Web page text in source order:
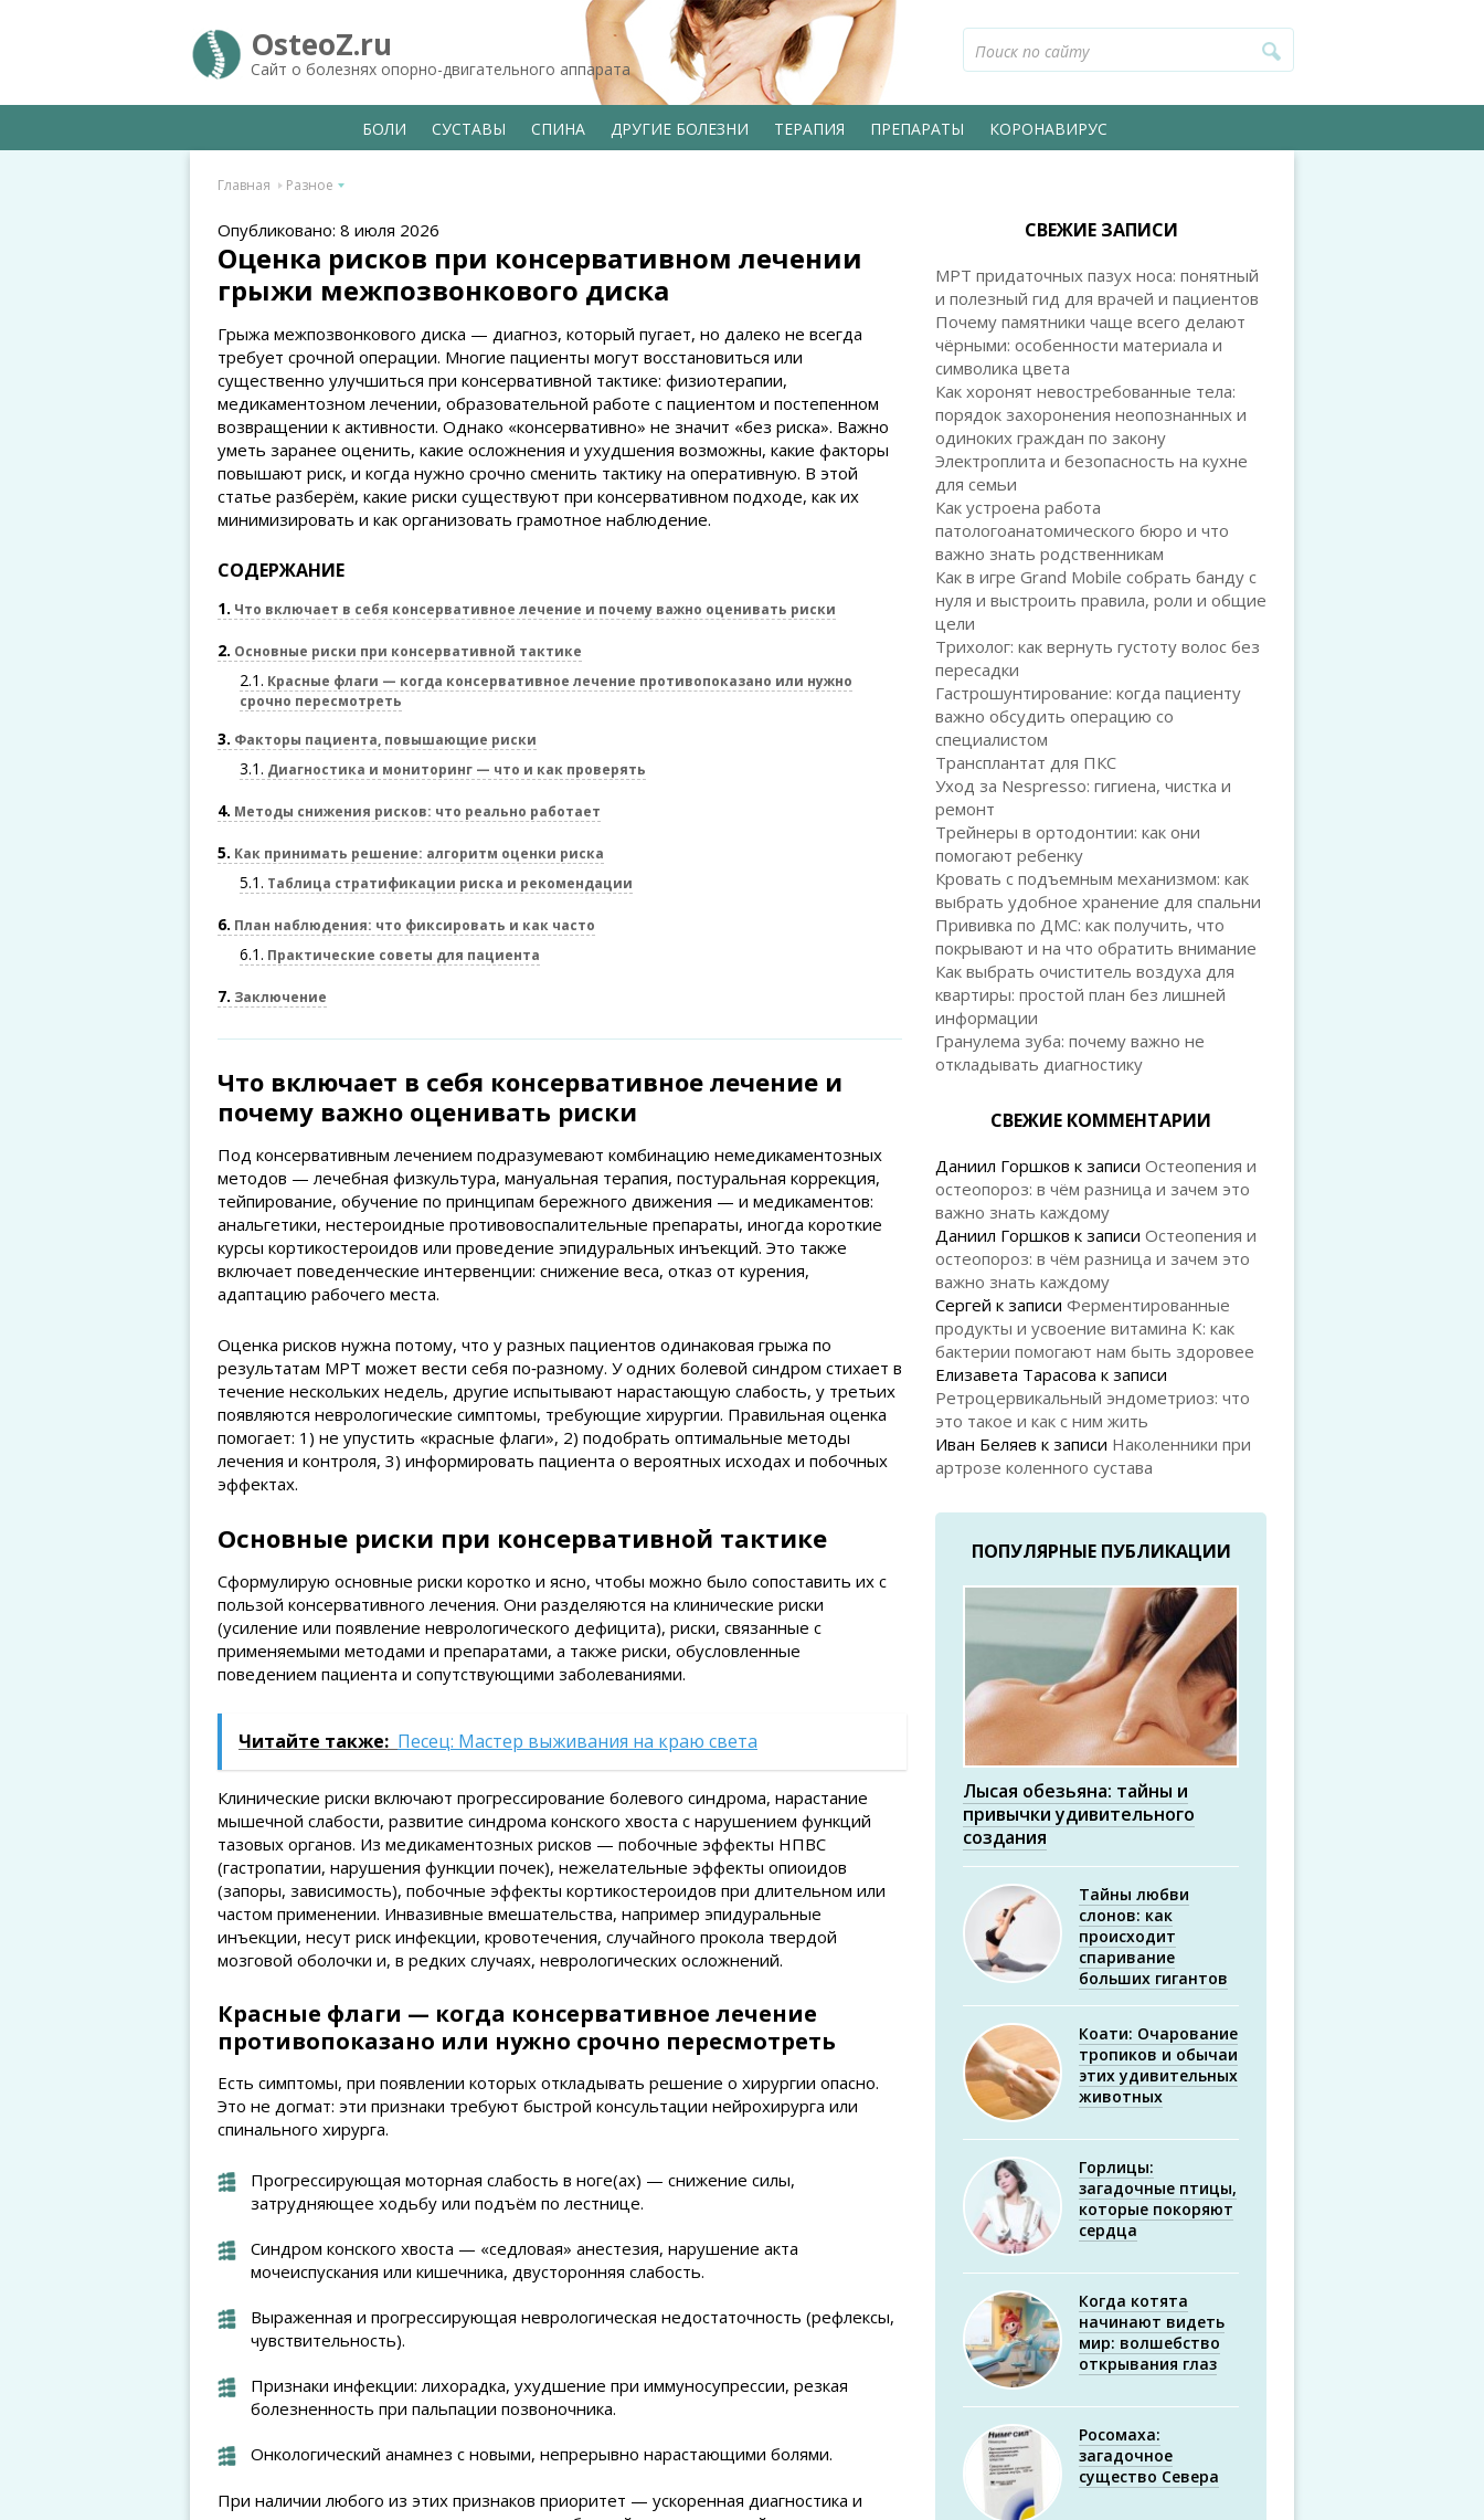
OsteoZ.ru
Сайт о болезнях опорно-двигательного аппарата
БОЛИ СУСТАВЫ СПИНА ДРУГИЕ БОЛЕЗНИ ТЕРАПИЯ ПРЕПАРАТЫ КОРОНАВИРУС
Главная Разное
Опубликовано: 8 июля 2026
Оценка рисков при консервативном лечении
грыжи межпозвонкового диска
Грыжа межпозвонкового диска — диагноз, который пугает, но далеко не всегда
требует срочной операции. Многие пациенты могут восстановиться или
существенно улучшиться при консервативной тактике: физиотерапии,
медикаментозном лечении, образовательной работе с пациентом и постепенном
возвращении к активности. Однако «консервативно» не значит «без риска». Важно
уметь заранее оценить, какие осложнения и ухудшения возможны, какие факторы
повышают риск, и когда нужно срочно сменить тактику на оперативную. В этой
статье разберём, какие риски существуют при консервативном подходе, как их
минимизировать и как организовать грамотное наблюдение.
СОДЕРЖАНИЕ
1 Что включает в себя консервативное лечение и почему важно оценивать риски
2 Основные риски при консервативной тактике
2.1 Красные флаги — когда консервативное лечение противопоказано или нужно
срочно пересмотреть
3 Факторы пациента, повышающие риски
3.1 Диагностика и мониторинг — что и как проверять
4 Методы снижения рисков: что реально работает
5 Как принимать решение: алгоритм оценки риска
5.1 Таблица стратификации риска и рекомендации
6 План наблюдения: что фиксировать и как часто
6.1 Практические советы для пациента
7 Заключение
Что включает в себя консервативное лечение и
почему важно оценивать риски
Под консервативным лечением подразумевают комбинацию немедикаментозных
методов — лечебная физкультура, мануальная терапия, постуральная коррекция,
тейпирование, обучение по принципам бережного движения — и медикаментов:
анальгетики, нестероидные противовоспалительные препараты, иногда короткие
курсы кортикостероидов или проведение эпидуральных инъекций. Это также
включает поведенческие интервенции: снижение веса, отказ от курения,
адаптацию рабочего места.
Оценка рисков нужна потому, что у разных пациентов одинаковая грыжа по
результатам МРТ может вести себя по‑разному. У одних болевой синдром стихает в
течение нескольких недель, другие испытывают нарастающую слабость, у третьих
появляются неврологические симптомы, требующие хирургии. Правильная оценка
помогает: 1) не упустить «красные флаги», 2) подобрать оптимальные методы
лечения и контроля, 3) информировать пациента о вероятных исходах и побочных
эффектах.
Основные риски при консервативной тактике
Сформулирую основные риски коротко и ясно, чтобы можно было сопоставить их с
пользой консервативного лечения. Они разделяются на клинические риски
(усиление или появление неврологического дефицита), риски, связанные с
применяемыми методами и препаратами, а также риски, обусловленные
поведением пациента и сопутствующими заболеваниями.
Читайте также: Песец: Мастер выживания на краю света
Клинические риски включают прогрессирование болевого синдрома, нарастание
мышечной слабости, развитие синдрома конского хвоста с нарушением функций
тазовых органов. Из медикаментозных рисков — побочные эффекты НПВС
(гастропатии, нарушения функции почек), нежелательные эффекты опиоидов
(запоры, зависимость), побочные эффекты кортикостероидов при длительном или
частом применении. Инвазивные вмешательства, например эпидуральные
инъекции, несут риск инфекции, кровотечения, случайного прокола твердой
мозговой оболочки и, в редких случаях, неврологических осложнений.
Красные флаги — когда консервативное лечение
противопоказано или нужно срочно пересмотреть
Есть симптомы, при появлении которых откладывать решение о хирургии опасно.
Это не догмат: эти признаки требуют быстрой консультации нейрохирурга или
спинального хирурга.
Прогрессирующая моторная слабость в ноге(ах) — снижение силы,
затрудняющее ходьбу или подъём по лестнице.
Синдром конского хвоста — «седловая» анестезия, нарушение акта
мочеиспускания или кишечника, двусторонняя слабость.
Выраженная и прогрессирующая неврологическая недостаточность (рефлексы,
чувствительность).
Признаки инфекции: лихорадка, ухудшение при иммуносупрессии, резкая
болезненность при пальпации позвоночника.
Онкологический анамнез с новыми, непрерывно нарастающими болями.
При наличии любого из этих признаков приоритет — ускоренная диагностика и
СВЕЖИЕ ЗАПИСИ
МРТ придаточных пазух носа: понятный
и полезный гид для врачей и пациентов
Почему памятники чаще всего делают
чёрными: особенности материала и
символика цвета
Как хоронят невостребованные тела:
порядок захоронения неопознанных и
одиноких граждан по закону
Электроплита и безопасность на кухне
для семьи
Как устроена работа
патологоанатомического бюро и что
важно знать родственникам
Как в игре Grand Mobile собрать банду с
нуля и выстроить правила, роли и общие
цели
Трихолог: как вернуть густоту волос без
пересадки
Гастрошунтирование: когда пациенту
важно обсудить операцию со
специалистом
Трансплантат для ПКС
Уход за Nespresso: гигиена, чистка и
ремонт
Трейнеры в ортодонтии: как они
помогают ребенку
Кровать с подъемным механизмом: как
выбрать удобное хранение для спальни
Прививка по ДМС: как получить, что
покрывают и на что обратить внимание
Как выбрать очиститель воздуха для
квартиры: простой план без лишней
информации
Гранулема зуба: почему важно не
откладывать диагностику
СВЕЖИЕ КОММЕНТАРИИ
Даниил Горшков к записи Остеопения и
остеопороз: в чём разница и зачем это
важно знать каждому
Даниил Горшков к записи Остеопения и
остеопороз: в чём разница и зачем это
важно знать каждому
Сергей к записи Ферментированные
продукты и усвоение витамина K: как
бактерии помогают нам быть здоровее
Елизавета Тарасова к записи
Ретроцервикальный эндометриоз: что
это такое и как с ним жить
Иван Беляев к записи Наколенники при
артрозе коленного сустава
ПОПУЛЯРНЫЕ ПУБЛИКАЦИИ
Лысая обезьяна: тайны и
привычки удивительного
создания
Тайны любви
слонов: как
происходит
спаривание
больших гигантов
Коати: Очарование
тропиков и обычаи
этих удивительных
животных
Горлицы:
загадочные птицы,
которые покоряют
сердца
Когда котята
начинают видеть
мир: волшебство
открывания глаз
Росомаха:
загадочное
существо Севера